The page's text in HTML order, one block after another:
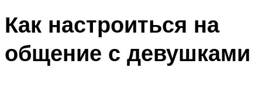
Как настроиться на
общение с девушками